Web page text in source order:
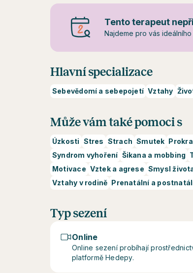
Tento terapeut
Najdeme pro vás
Hlavní specializace
Sebevědomí a sebepojetí Vztahy
Může vám také pomoci s
Úzkosti Stres Strach Smutek
Syndrom vyhoření Šikana a mobbing
Motivace Vztek a agrese Smysl
Vztahy v rodině Prenatální a
Typ sezení
Online
Online sezení probíhají
platformě Hedepy.